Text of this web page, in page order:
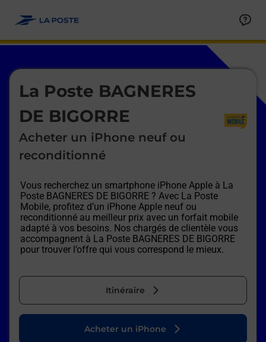
La Poste BAGNERES
DE BIGORRE
Acheter un iPhone neuf ou
reconditionné
Vous recherchez un smartphone iPhone Apple à La
Poste BAGNERES DE BIGORRE ? Avec La Poste
Mobile, profitez d’un iPhone Apple neuf ou
reconditionné au meilleur prix avec un forfait mobile
adapté à vos besoins. Nos chargés de clientèle vous
accompagnent à La Poste BAGNERES DE BIGORRE
pour trouver l’offre qui vous correspond le mieux.
Itinéraire
Le lien s'ouvre dans un nouvel onglet
Acheter un iPhone